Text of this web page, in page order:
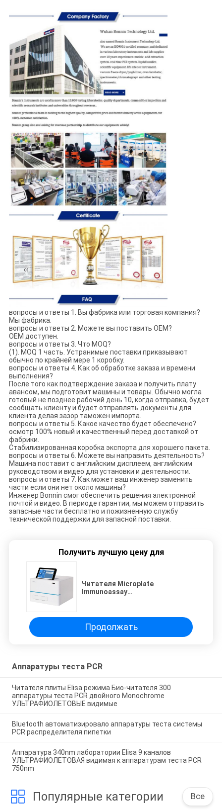
вопросы и ответы 1. Вы фабрика или торговая компания?
Мы фабрика.
вопросы и ответы 2. Можете вы поставить OEM?
OEM доступен.
вопросы и ответы 3. Что MOQ?
(1). MOQ 1 часть. Устранимые поставки приказывают
обычно по крайней мере 1 коробку.
вопросы и ответы 4. Как об обработке заказа и времени
выполнения?
После того как подтверждение заказа и получить плату
авансом, мы подготовит машины и товары. Обычно могла
готовый не позднее рабочий день 10, когда отправка, будет
сообщать клиенту и будет отправлять документы для
клиента делая зазор таможен импорта.
вопросы и ответы 5. Какое качество будет обеспечено?
осмотр 100% новый и качественный перед доставкой от
фабрики.
Стабилизированная коробка экспорта для хорошего пакета.
вопросы и ответы 6. Можете вы направить деятельность?
Машина поставит с английским дисплеем, английским
руководством и видео для установки и деятельности.
вопросы и ответы 7. Как может ваш инженер заменить
части если они нет около машины?
Инженер Bonnin смог обеспечить решения электронной
почтой и видео. В периоде гарантии, мы можем отправить
запасные части бесплатно и пожизненную службу
технической поддержки для запасной поставки.
Получить лучшую цену для
Читателя Microplate
Immunoassay
Multi
Продолжать
Аппаратуры теста PCR
Читателя плиты Elisa режима Био-читателя 300
аппаратуры теста PCR двойного Monochrome
УЛЬТРАФИОЛЕТОВЫЕ видимые
Bluetooth автоматизировало аппаратуры теста системы
PCR распределителя пипетки
Аппаратура 340nm лаборатории Elisa 9 каналов
УЛЬТРАФИОЛЕТОВАЯ видимая к аппаратурам теста PCR
750nm
Популярные категории Все